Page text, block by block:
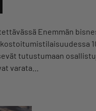
Enemmän
tutustumaan
varata…